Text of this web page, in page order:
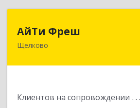
АйТи Фреш
Щелково
Клиентов на сопровождении
141100, Московская обл,